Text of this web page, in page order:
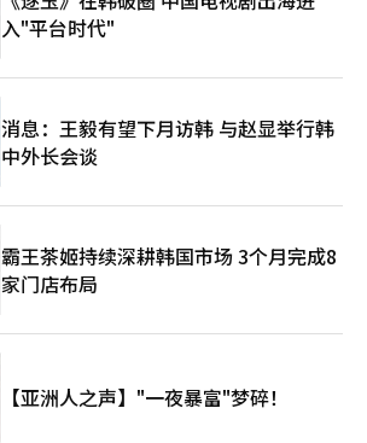
入"平台时代"
消息：王毅有望下月访韩 与赵显举行韩
中外长会谈
霸王茶姬持续深耕韩国市场 3个月完成8
家门店布局
【亚洲人之声】"一夜暴富"梦碎！